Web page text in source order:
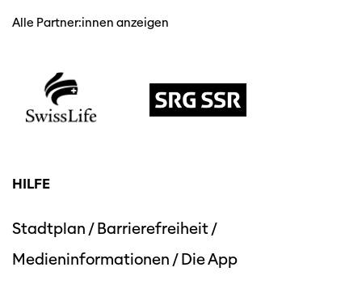
Alle Partner:innen anzeigen
HILFE
Stadtplan /Barrierefreiheit/
Medieninformationen /Die App